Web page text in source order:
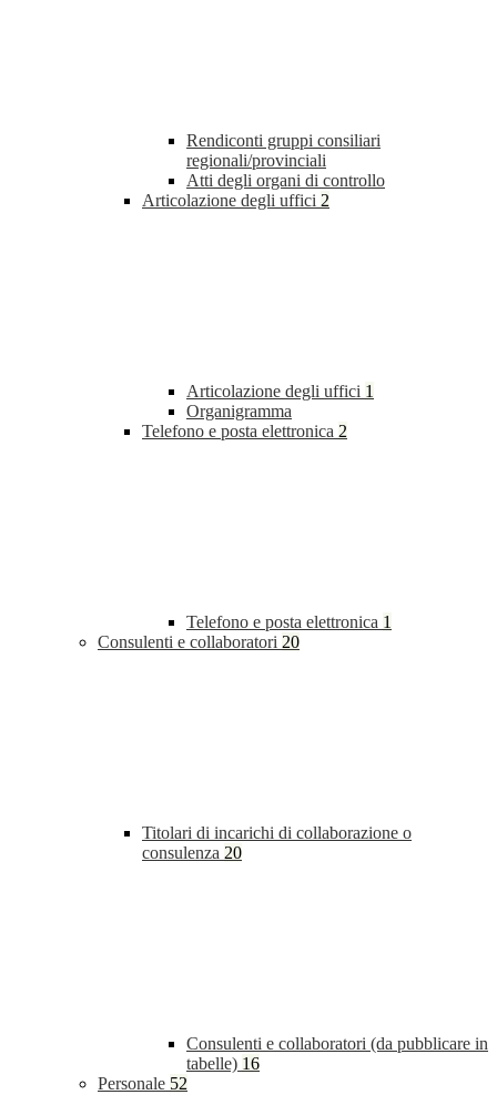
Rendiconti gruppi consiliari
regionali/provinciali
Atti degli organi di controllo
Articolazione degli uffici 2
Articolazione degli uffici 1
Organigramma
Telefono e posta elettronica 2
Telefono e posta elettronica 1
Consulenti e collaboratori 20
Titolari di incarichi di collaborazione o
consulenza 20
Consulenti e collaboratori (da pubblicare in
tabelle) 16
Personale 52